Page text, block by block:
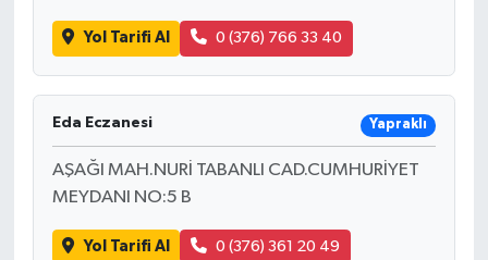
Yol Tarifi Al 0 (376) 766 33 40
Eda Eczanesi Yapraklı
AŞAĞI MAH.NURİ TABANLI CAD.CUMHURİYET
MEYDANI NO:5 B
Yol Tarifi Al 0 (376) 361 20 49